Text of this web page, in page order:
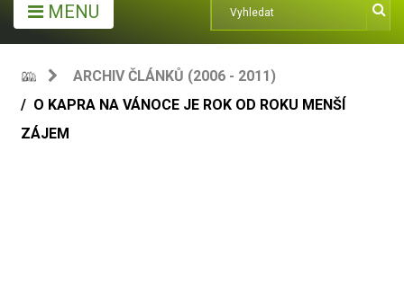
MENU
ARCHIV ČLÁNKŮ (2006 - 2011)
O KAPRA NA VÁNOCE JE ROK OD ROKU MENŠÍ
ZÁJEM